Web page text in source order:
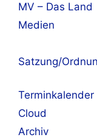
MV – Das Land
Medien
Satzung/
Terminkalender
Cloud
Archiv